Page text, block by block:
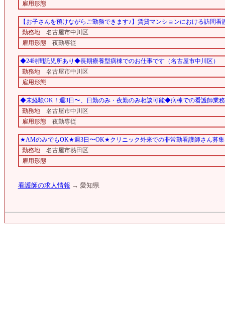
雇用形態
【お子さんを預けながらご勤務できます♪】賃貸マンションにおける訪問
勤務地
名古屋市中川区
雇用形態
夜勤専従
◆24時間託児所あり◆長期療養型病棟でのお仕事です（名古屋市中川区）
勤務地
名古屋市中川区
雇用形態
◆未経験OK！週3日〜、日勤のみ・夜勤のみ相談可能◆病棟での看護師業
勤務地
名古屋市中川区
雇用形態
夜勤専従
★AMのみでもOK★週3日〜OK★クリニック外来での非常勤看護師さん募集
勤務地
名古屋市熱田区
雇用形態
看護師の求人情報 → 愛知県